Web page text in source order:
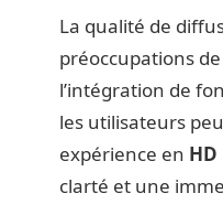
La qualité de
préoccupations
l’intégration de
les utilisateurs
expérience en HD
clarté et une